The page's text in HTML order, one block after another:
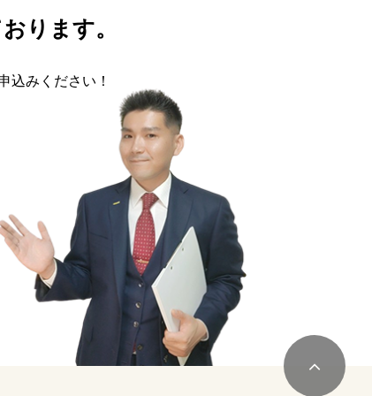
ります。
込みください！